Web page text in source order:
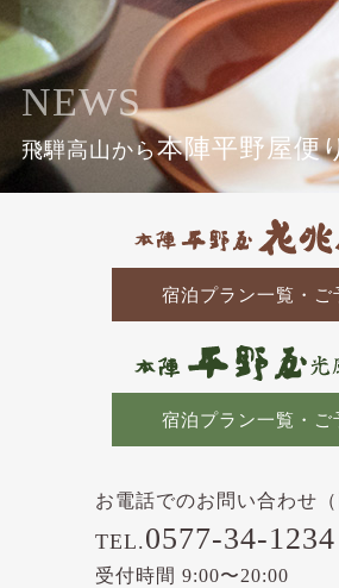
NEWS
飛騨高山から本陣平野屋便
宿泊プラン一覧・ご
宿泊プラン一覧・ご
お電話でのお問い合わせ（
TEL.0577-34-1234
受付時間 9:00〜20:00